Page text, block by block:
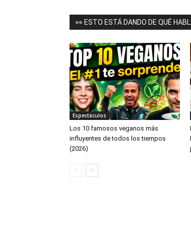
👀 ESTO ESTÁ DANDO DE QUÉ
Espectáculos
Los 10 famosos veganos más
influyentes de todos los tiempos
(2026)